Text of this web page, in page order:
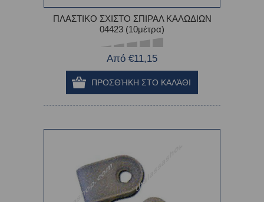
ΠΛΑΣΤΙΚΟ ΣΧΙΣΤΟ ΣΠΙΡΑΛ ΚΑΛΩΔΙΩΝ
04423 (10μέτρα)
Από €11,15